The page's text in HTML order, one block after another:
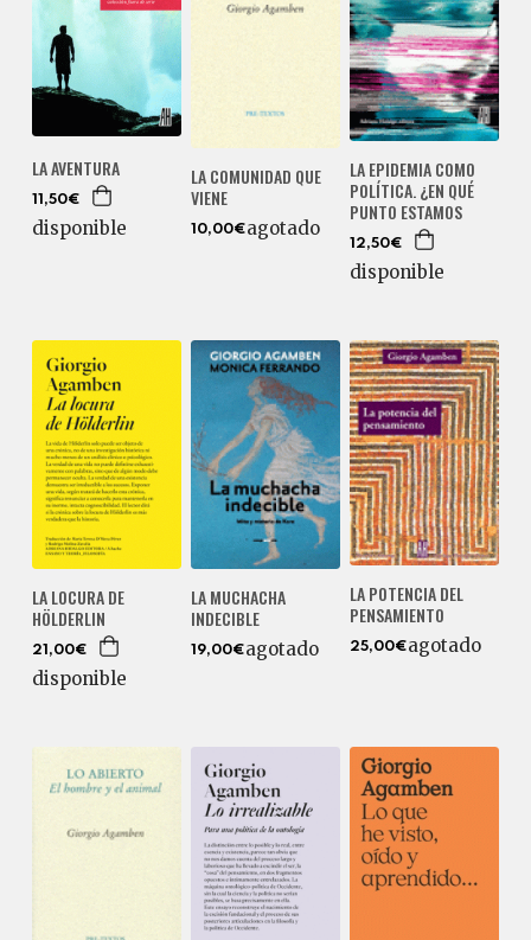
LA AVENTURA
11,50€
disponible
LA COMUNIDAD QUE
VIENE
10,00€agotado
LA EPIDEMIA COMO
POLÍTICA. ¿EN QUÉ
PUNTO ESTAMOS
12,50€
disponible
LA LOCURA DE
HÖLDERLIN
21,00€
disponible
LA MUCHACHA
INDECIBLE
19,00€agotado
LA POTENCIA DEL
PENSAMIENTO
25,00€agotado